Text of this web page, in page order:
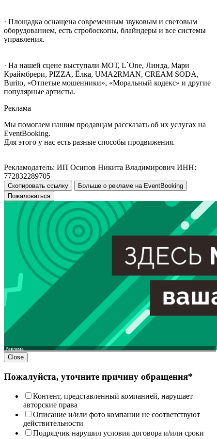
· Площадка оснащена современным звуковым и световым
оборудованием, есть стробоскопы, блайндеры и все системы
управления.
· На нашей сцене выступали МОТ, L`One, Линда, Мари
Краймбрери, PIZZA, Ёлка, UMA2RMAN, CREAM SODA,
Burito, «Отпетые мошенники», «Моральный кодекс» и другие
популярные артисты.
Реклама
Мы помогаем нашим продавцам рассказать об их услугах на
EventBooking.
Для этого у нас есть разные способы продвижения.
Рекламодатель: ИП Осипов Никита Владимирович ИНН:
772832289705
Скопировать ссылку
Больше о рекламе на EventBooking
Пожаловаться
Реклама
Close
Пожалуйста, уточните причину обращения*
Контент, представленный компанией, нарушает
авторские права
Описание и/или фото компании не соответствуют
действительности
Подрядчик нарушил условия договора и/или сроки